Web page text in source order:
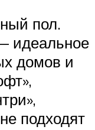
пол.
идеальное
домов и
подходят